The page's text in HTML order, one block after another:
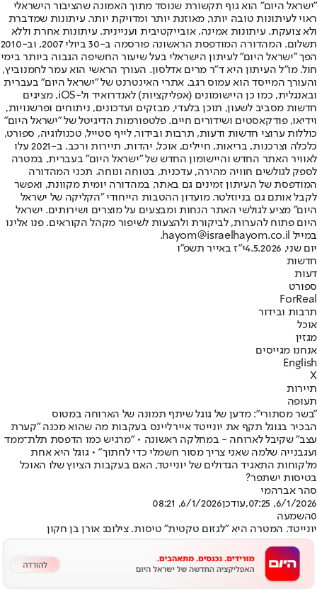
"ישראל היום" הוא גוף תקשורת שנוסד מתוך האמונה שהציבור הישראלי
ראוי לעיתונות טובה יותר, מאוזנת יותר ומדויקת יותר. עיתונות שמדברת
ולא צועקת. עיתונות אמינה, אובייקטיבית ועניינית. עיתונות אחרת וללא
תשלום. המהדורה המודפסת הראשונה פורסמה ב-30 ביולי 2007, וב-2010
הפך "ישראל היום" לעיתון הישראלי בעל שיעור החשיפה הגבוה ביותר בימי
חול. מו"ל העיתון היא ד"ר מרים אדלסון. העורך הראשי הוא עמר לחמנוביץ,
והעורך המייסד הוא עמוס רגב. אתרי האינטרנט של "ישראל היום" בעברית
ובאנגלית, כמו כן היישומונים (אפליקציות) לאנדרואיד ול-iOS, מציגים
חדשות מסביב לשעון, תוכן בלעדי, מבזקים ועדכונים, ניתוחים ופרשנויות,
וידיאו, פודקאסטים ושידורים חיים. פלטפורמות הדיגיטל של "ישראל היום"
כוללות ערוצי חדשות ודעות, תרבות ובידור, לייף סטייל, טכנולוגיה, ספורט,
כלכלה וצרכנות, בריאות, חיילים, אוכל, יהדות, תיירות ורכב. ב-2021 עלו
לאוויר האתר החדש והיישומון החדש של "ישראל היום" בעברית, במטרה
לספק לגולשים חוויה מהירה, עדכנית, בטוחה ונוחה. תכני המהדורה
המודפסת של העיתון זמינים גם באתר, במהדורה יומית מקוונת, ואפשר
לקבל אותם גם בניוזלטר. מועדון ההטבות הייחודי "הקליקה של ישראל
היום" מציע לגולשי האתר הנחות ומבצעים על מוצרים ושירותים. ישראל
היום פתוח להערות, לביקורת ולהצעות לשיפור מקהל הקוראים. פנו אלינו
במייל hayom@israelhayom.co.il.
יום שני, 4.5.2026
י"ז באייר תשפ"ו
חדשות
דעות
ספורט
ForReal
תרבות ובידור
אוכל
מגזין
אנחנו מגייסים
English
X
תיירות
תעופה
"בשר מסתורי": מדען של גוגל שיתף תמונה של הארוחה במטוס
הבכיר בגוגל תקף את יונייטד איירליינס בעקבות מה שהוא מכנה "קערת
עצב" שקיבל לארוחה - במחלקה ראשונה • "מרגיש כמו הדפסת תלת־ממד
ועגבנייה שלמה שאני צריך מסור חשמלי כדי לחתוך" • גוגל היא אחת
מלקוחות התאגיד הגדולים של יונייטד, האם בעקבות הציוץ שלו האוכל
בטיסות ישתפר?
סהר אברהמי
6/1/2026, 07:25
,עודכן6/1/2026, 08:21
0השמעה
יונייטד. המטרה היא "לגזום טקטית" טיסות. צילום: אורן בן חקון